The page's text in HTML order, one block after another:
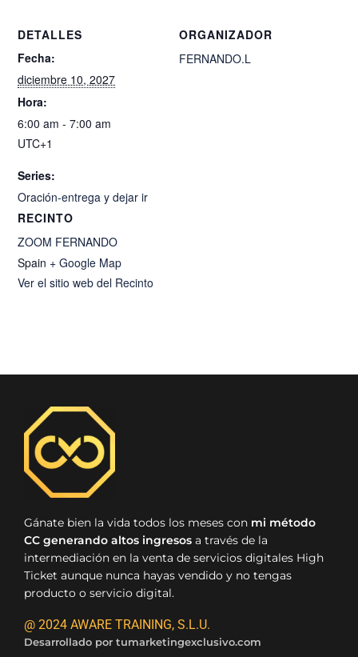
DETALLES
Fecha:
diciembre 10, 2027
Hora:
6:00 am - 7:00 am
UTC+1
Series:
Oración-entrega y dejar ir
RECINTO
ZOOM FERNANDO
Spain + Google Map
Ver el sitio web del Recinto
ORGANIZADOR
FERNANDO.L
Gánate bien la vida todos los meses con mi método
CC generando altos ingresos a través de la
intermediación en la venta de servicios digitales High
Ticket aunque nunca hayas vendido y no tengas
producto o servicio digital.
@ 2024 AWARE TRAINING, S.L.U.
Desarrollado por tumarketingexclusivo.com